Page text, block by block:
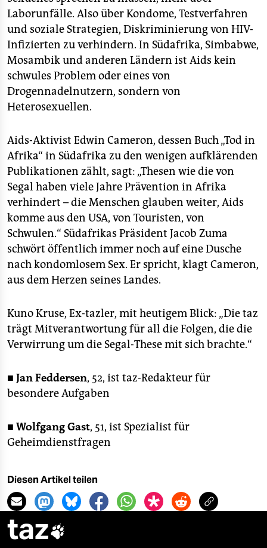
Laborunfälle. Also über Kondome, Testverfahren
und soziale Strategien, Diskriminierung von HIV-
Infizierten zu verhindern. In Südafrika, Simbabwe,
Mosambik und anderen Ländern ist Aids kein
schwules Problem oder eines von
Drogennadelnutzern, sondern von
Heterosexuellen.
Aids-Aktivist Edwin Cameron, dessen Buch „Tod in
Afrika“ in Südafrika zu den wenigen aufklärenden
Publikationen zählt, sagt: „Thesen wie die von
Segal haben viele Jahre Prävention in Afrika
verhindert – die Menschen glauben weiter, Aids
komme aus den USA, von Touristen, von
Schwulen.“ Südafrikas Präsident Jacob Zuma
schwört öffentlich immer noch auf eine Dusche
nach kondomlosem Sex. Er spricht, klagt Cameron,
aus dem Herzen seines Landes.
Kuno Kruse, Ex-tazler, mit heutigem Blick: „Die taz
trägt Mitverantwortung für all die Folgen, die die
Verwirrung um die Segal-These mit sich brachte.“
■ Jan Feddersen, 52, ist taz-Redakteur für
besondere Aufgaben
■ Wolfgang Gast, 51, ist Spezialist für
Geheimdienstfragen
Diesen Artikel teilen
taz